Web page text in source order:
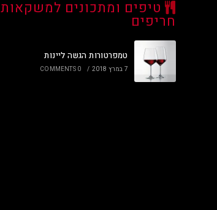
טיפים ומתכונים למשקאות
חריפים
טמפרטורות הגשה ליינות
7 במרץ 2018 /
0 COMMENTS